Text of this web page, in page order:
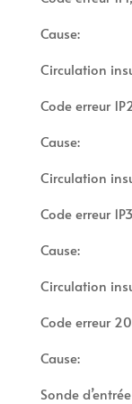
Cause:
Circulation
Code erreur
Cause:
Circulation
Code erreur
Cause:
Circulation
Code erreur
Cause:
Sonde